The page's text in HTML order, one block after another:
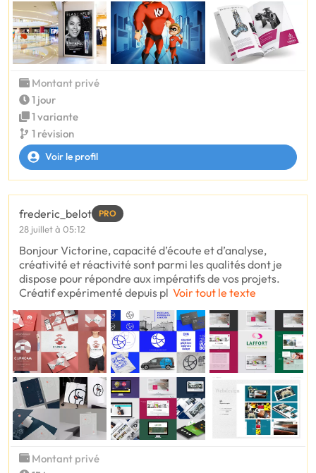
Montant privé
1 jour
1 variante
1 révision
Voir le profil
frederic_belot PRO
28 juillet à 05:12
Bonjour Victorine, capacité d’écoute et d’analyse,
créativité et réactivité sont parmi les qualités dont je
dispose pour répondre aux impératifs de vos projets.
Créatif expérimenté depuis pl Voir tout le texte
Montant privé